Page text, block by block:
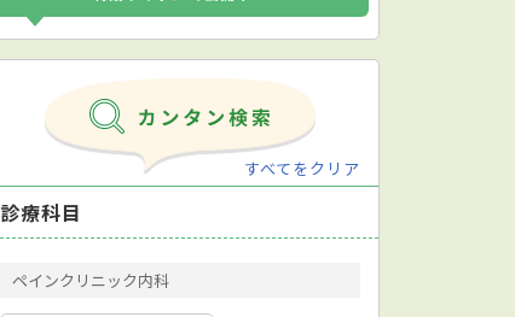
すべてをクリア
診療科目
ペインクリニック内科